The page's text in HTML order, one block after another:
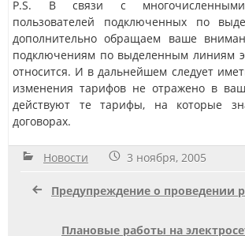
P.S. В связи с
пользователей подключенных по
дополнительно обращаем ваше
подключениям по выделенным линиям
относится. И в дальнейшем следует
изменения тарифов не отражено в
действуют те тарифы, на которые
договорах.
Новости 3 ноября, 2005
Предупреждение о проведении
Плановые работы на